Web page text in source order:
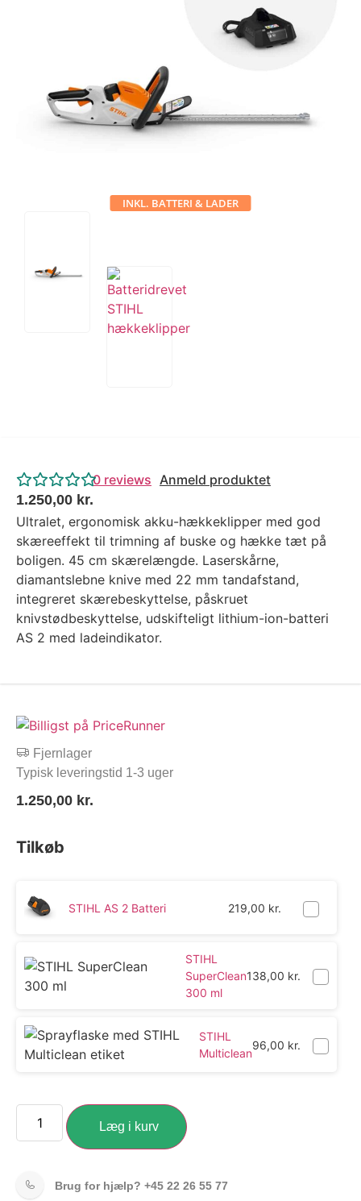
INKL. BATTERI & LADER
0 reviews Anmeld produktet
1.250,00 kr.
Ultralet, ergonomisk akku-hækkeklipper med god
skæreeffekt til trimning af buske og hække tæt på
boligen. 45 cm skærelængde. Laserskårne,
diamantslebne knive med 22 mm tandafstand,
integreret skærebeskyttelse, påskruet
knivstødbeskyttelse, udskifteligt lithium-ion-batteri
AS 2 med ladeindikator.
Fjernlager
Typisk leveringstid 1-3 uger
1.250,00 kr.
Tilkøb
STIHL AS 2 Batteri 219,00 kr.
STIHL
SuperClean
300 ml
138,00 kr.
STIHL
Multiclean
96,00 kr.
Læg i kurv
Brug for hjælp? +45 22 26 55 77